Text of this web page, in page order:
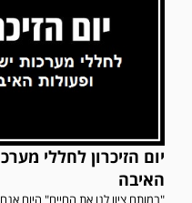
יום הזיכרון לחללי
האיבה
"במותם ציוו לנו את החיים" היום